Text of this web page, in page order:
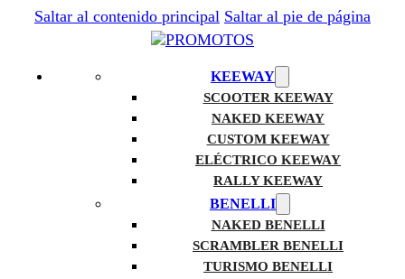
Saltar al contenido principal Saltar al pie de página
KEEWAY
SCOOTER KEEWAY
NAKED KEEWAY
CUSTOM KEEWAY
ELÉCTRICO KEEWAY
RALLY KEEWAY
BENELLI
NAKED BENELLI
SCRAMBLER BENELLI
TURISMO BENELLI